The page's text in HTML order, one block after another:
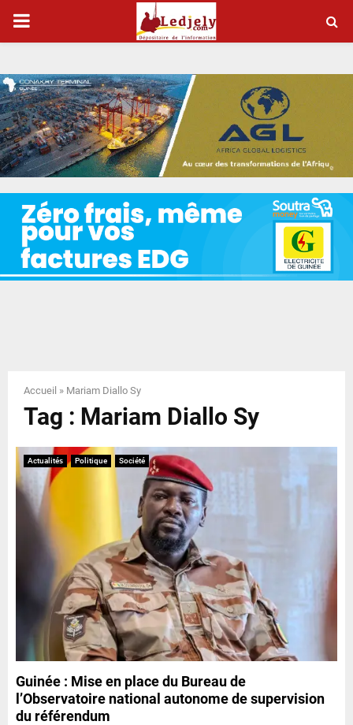
P
I
M
A
Y
N
U
Accueil » Mariam Diallo Sy
Tag : Mariam Diallo Sy
Actualités Politique Société
Guinée : Mise en place du Bureau de
l’Observatoire national autonome de supervision
du référendum